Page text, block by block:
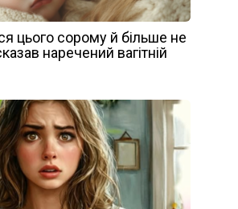
цього сорому й більше не
наречений вагітній